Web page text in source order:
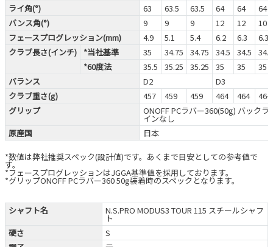
ライ角(°)
63 63.5 63.5 64 64
64
バンス角(°)
9 9 9 12 12
10
フェースプログレッション(mm)
4.9 5.1 5.4 6.2 6.3
6.3
クラブ長さ(インチ)
*当社基準 35 34.75 34.75 34.5 34.5
34.5
*60度法
35.5 35.25 35.25 35 35
35
バランス
D2
D3
クラブ重さ(g)
457 459 459 464 464
464
グリップ
ONOFF PCラバー360(50g) バックラ
インなし
原産国
日本
*数値は弊社推奨スペック(設計値)です。あくまで目安としての参考値で
す。
*フェースプログレッションはJGGA基準値を採用しております。
*グリップONOFF PCラバー360 50g装着時のスペックとなります。
シャフト名 N.S.PRO MODUS3 TOUR 115 スチールシャフ
ト
硬さ
S